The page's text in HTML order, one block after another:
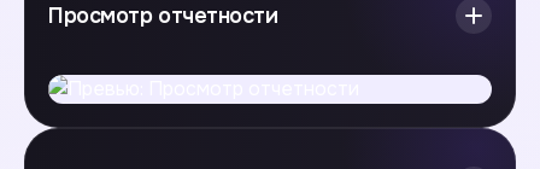
Просмотр отчетности